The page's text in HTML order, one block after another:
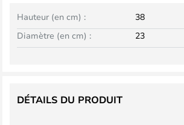
Hauteur (en cm) :
38
Diamètre (en cm) :
23
DÉTAILS DU PRODUIT